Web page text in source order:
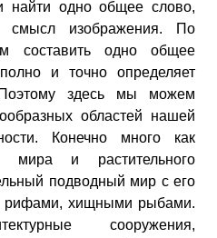
найти одно общее слово,
смысл изображения. По
составить одно общее
и точно определяет
здесь мы можем
областей нашей
Конечно много как
мира и растительного
подводный мир с его
рифами, хищными рыбами.
сооружения,